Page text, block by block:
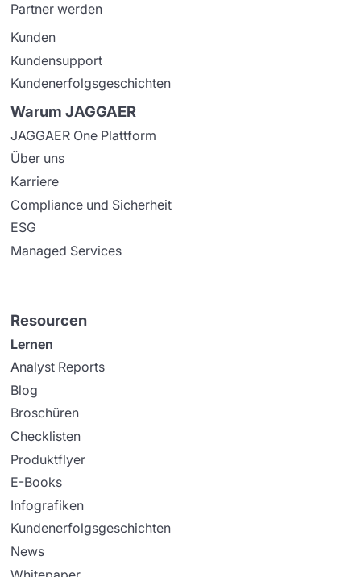
Partner werden
Kunden
Kundensupport
Kundenerfolgsgeschichten
Warum JAGGAER
JAGGAER One Plattform
Über uns
Karriere
Compliance und Sicherheit
ESG
Managed Services
Resourcen
Lernen
Analyst Reports
Blog
Broschüren
Checklisten
Produktflyer
E-Books
Infografiken
Kundenerfolgsgeschichten
News